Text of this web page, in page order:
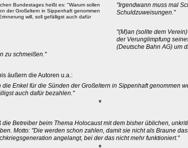
Bundestages heißt es: "Warum sollen
der Großeltern in Sippenhaft genommen
will, soll gefälligst auch dafür
"Irgendwann muss mal
Schuldzuweisungen."
"(M)an (sollte dem
der Verunglimpfung
(Deutsche Bahn AG) um
zu schmeißen."
äußern die Autoren u.a.:
die Enkel für die Sünden der Großeltern in Sippenhaft genommen
auch dafür bezahlen."
*
die Betreiber beim Thema Holocaust mit dem bisher üblichen,
Motto: "Die werden schon zahlen, damit sie nicht als Braune
angelangt, bei der das nicht mehr funktioniert."